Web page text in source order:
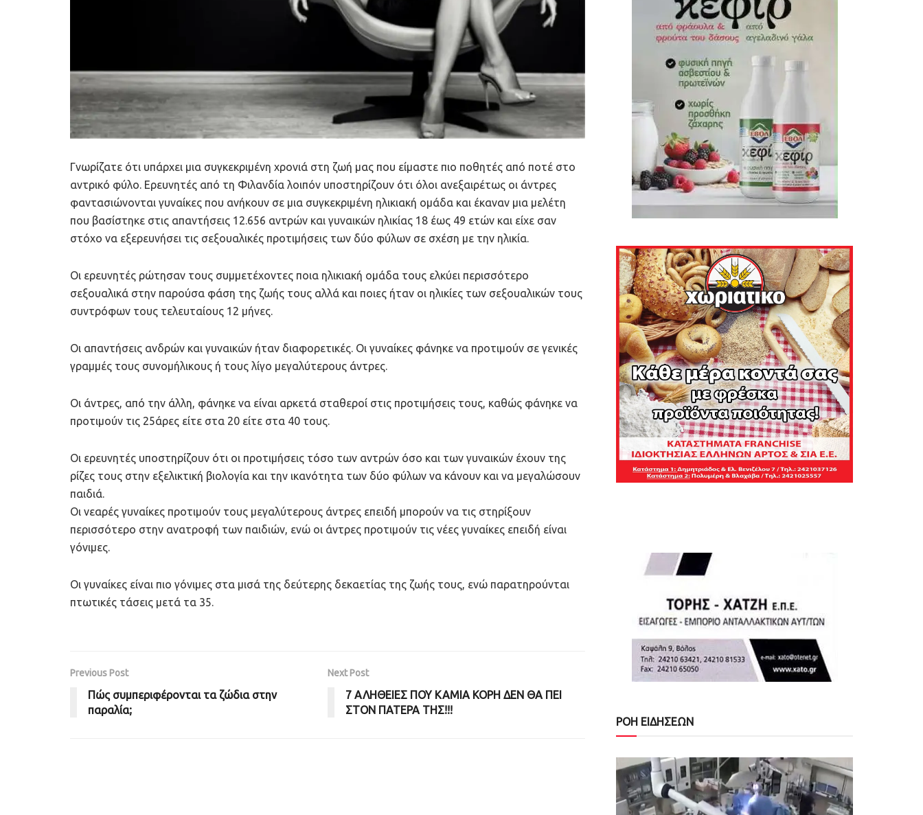
Γνωρίζατε ότι υπάρχει μια συγκεκριμένη χρονιά στη ζωή μας που είμαστε πιο ποθητές από ποτέ στο
αντρικό φύλο. Ερευνητές από τη Φιλανδία λοιπόν υποστηρίζουν ότι όλοι ανεξαιρέτως οι άντρες
φαντασιώνονται γυναίκες που ανήκουν σε μια συγκεκριμένη ηλικιακή ομάδα και έκαναν μια μελέτη
που βασίστηκε στις απαντήσεις 12.656 αντρών και γυναικών ηλικίας 18 έως 49 ετών και είχε σαν
στόχο να εξερευνήσει τις σεξουαλικές προτιμήσεις των δύο φύλων σε σχέση με την ηλικία.
Οι ερευνητές ρώτησαν τους συμμετέχοντες ποια ηλικιακή ομάδα τους ελκύει περισσότερο
σεξουαλικά στην παρούσα φάση της ζωής τους αλλά και ποιες ήταν οι ηλικίες των σεξουαλικών τους
συντρόφων τους τελευταίους 12 μήνες.
Οι απαντήσεις ανδρών και γυναικών ήταν διαφορετικές. Οι γυναίκες φάνηκε να προτιμούν σε γενικές
γραμμές τους συνομήλικους ή τους λίγο μεγαλύτερους άντρες.
Οι άντρες, από την άλλη, φάνηκε να είναι αρκετά σταθεροί στις προτιμήσεις τους, καθώς φάνηκε να
προτιμούν τις 25άρες είτε στα 20 είτε στα 40 τους.
Οι ερευνητές υποστηρίζουν ότι οι προτιμήσεις τόσο των αντρών όσο και των γυναικών έχουν της
ρίζες τους στην εξελικτική βιολογία και την ικανότητα των δύο φύλων να κάνουν και να μεγαλώσουν
παιδιά.
Οι νεαρές γυναίκες προτιμούν τους μεγαλύτερους άντρες επειδή μπορούν να τις στηρίξουν
περισσότερο στην ανατροφή των παιδιών, ενώ οι άντρες προτιμούν τις νέες γυναίκες επειδή είναι
γόνιμες.
Οι γυναίκες είναι πιο γόνιμες στα μισά της δεύτερης δεκαετίας της ζωής τους, ενώ παρατηρούνται
πτωτικές τάσεις μετά τα 35.
Previous Post
Πώς συμπεριφέρονται τα ζώδια στην
παραλία;
Next Post
7 ΑΛΗΘΕΙΕΣ ΠΟΥ ΚΑΜΙΑ ΚΟΡΗ ΔΕΝ ΘΑ ΠΕΙ
ΣΤΟΝ ΠΑΤΕΡΑ ΤΗΣ!!!
ΡΟΗ ΕΙΔΗΣΕΩΝ